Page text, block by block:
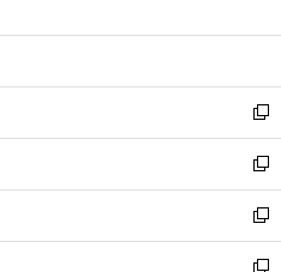
開
ウ
開
く
ン
ウ
で
開
く
ウ
ン
ド
ウ
で
開
く
新
し
い
ウ
ィ
ン
新
し
い
ウ
新
し